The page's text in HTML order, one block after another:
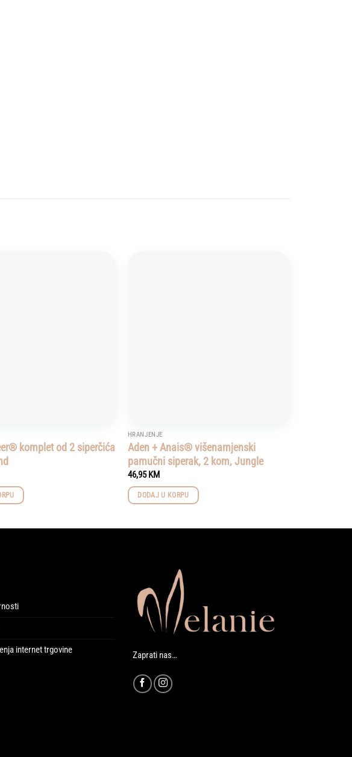
komplet od 2 siperčića
HRANJENJE
Aden + Anais® višenamjenski
pamučni siperak, 2 kom, Jungle
46,95KM
DODAJ U KORPU
internet trgovine
Zaprati nas…